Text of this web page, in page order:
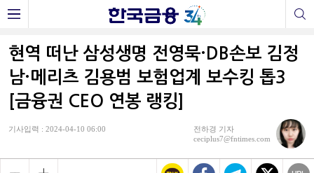
현역 떠난 삼성생명 전영묵·DB손보 김정
남·메리츠 김용범 보험업계 보수킹 톱3
[금융권 CEO 연봉 랭킹]
기사입력 : 2024-04-10 06:00
전하경 기자
ceciplus7@fntimes.com